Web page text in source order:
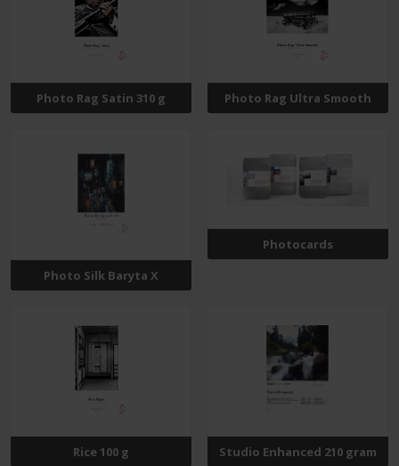
Photo Rag Satin 310 g Photo Rag Ultra Smooth
Photo Silk Baryta X
Photocards
Rice 100 g Studio Enhanced 210 gram